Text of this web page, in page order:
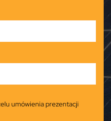
umówienia prezentacji